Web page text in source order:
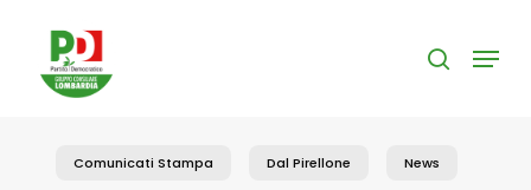
content
search
Menu
Comunicati Stampa Dal Pirellone News